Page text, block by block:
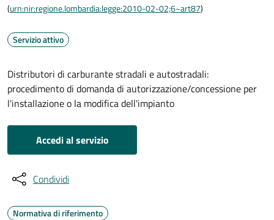
(urn:nir:regione.lombardia:legge:2010-02-02;6~art87)
Servizio attivo
Distributori di carburante stradali e autostradali:
procedimento di domanda di autorizzazione/concessione per
l'installazione o la modifica dell'impianto
Accedi al servizio
Condividi
Normativa di riferimento